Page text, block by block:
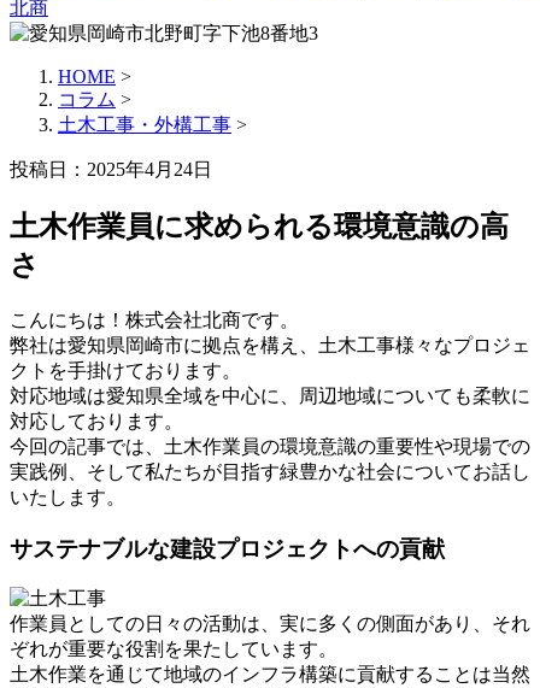
HOME >
コラム >
土木工事・外構工事 >
投稿日：2025年4月24日
土木作業員に求められる環境意識の高
さ
こんにちは！株式会社北商です。
弊社は愛知県岡崎市に拠点を構え、土木工事様々なプロジェ
クトを手掛けております。
対応地域は愛知県全域を中心に、周辺地域についても柔軟に
対応しております。
今回の記事では、土木作業員の環境意識の重要性や現場での
実践例、そして私たちが目指す緑豊かな社会についてお話し
いたします。
サステナブルな建設プロジェクトへの貢献
作業員としての日々の活動は、実に多くの側面があり、それ
ぞれが重要な役割を果たしています。
土木作業を通じて地域のインフラ構築に貢献することは当然